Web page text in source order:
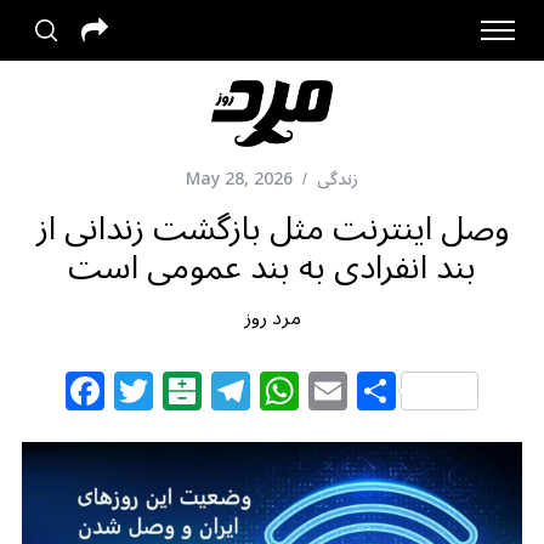
زندگی May 28, 2026
وصل اینترنت مثل بازگشت زندانی از
بند انفرادی به بند عمومی است
مرد روز
F
a
c
e
T
w
itt
e
B
al
at
ar
T
el
e
g
W
h
at
s
E
m
ai
l
S
h
ar
e